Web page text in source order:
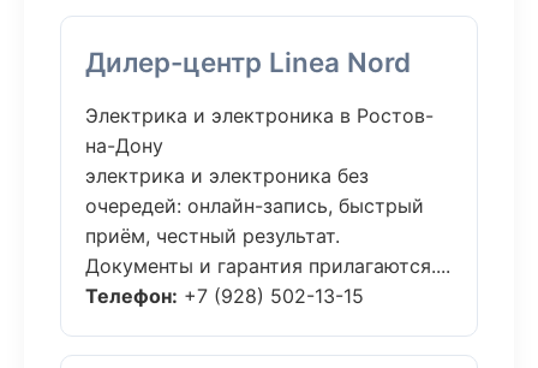
Дилер-центр Linea Nord
Электрика и электроника в Ростов-
на-Дону
электрика и электроника без
очередей: онлайн-запись, быстрый
приём, честный результат.
Документы и гарантия прилагаются....
Телефон: +7 (928) 502-13-15